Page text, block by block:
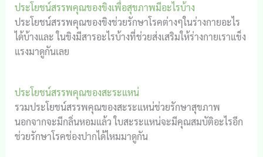
ประโยชน์สรรพคุณของขิงเพื่อสุขภาพมีอะไรบ้าง
ประโยชน์สรรพคุณของขิงช่วยรักษาโรคต่างๆในร่างกายอะไร
ได้บ้างและ ในขิงมีสารอะไรบ้างที่ช่วยส่งเสริมให้ร่างกายเราแข็ง
แรงมาดูกันเลย
ประโยชน์สรรพคุณของสะระแหน่
รวมประโยชน์สรรพคุณของสะระแหน่ช่วยรักษาสุขภาพ
นอกจากจะมีกลิ่นหอมแล้ว ใบสะระแหน่จะมีคุณสมบัติอะไรอีก
ช่วยรักษาโรคช่องปากได้ไหมมาดูกัน